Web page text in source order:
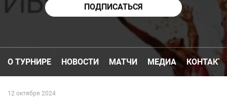
ПОДПИСАТЬСЯ
О ТУРНИРЕ НОВОСТИ МАТЧИ МЕДИА
12 октября 2024